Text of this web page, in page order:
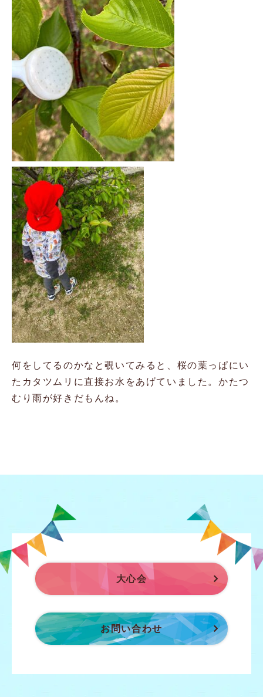
何をしてるのかなと覗いてみると、桜の葉っぱにい
たカタツムリに直接お水をあげていました。かたつ
むり雨が好きだもんね。
大心会
お問い合わせ